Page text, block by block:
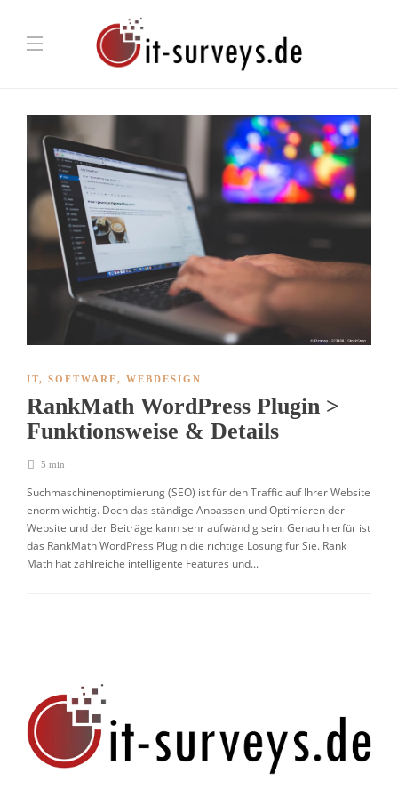
IT, SOFTWARE, WEBDESIGN
RankMath WordPress Plugin >
Funktionsweise & Details
5 min
Suchmaschinenoptimierung (SEO) ist für den Traffic auf Ihrer Website
enorm wichtig. Doch das ständige Anpassen und Optimieren der
Website und der Beiträge kann sehr aufwändig sein. Genau hierfür ist
das RankMath WordPress Plugin die richtige Lösung für Sie. Rank
Math hat zahlreiche intelligente Features und...